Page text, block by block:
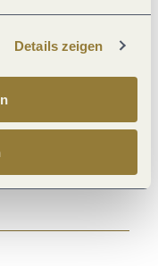
Details zeigen